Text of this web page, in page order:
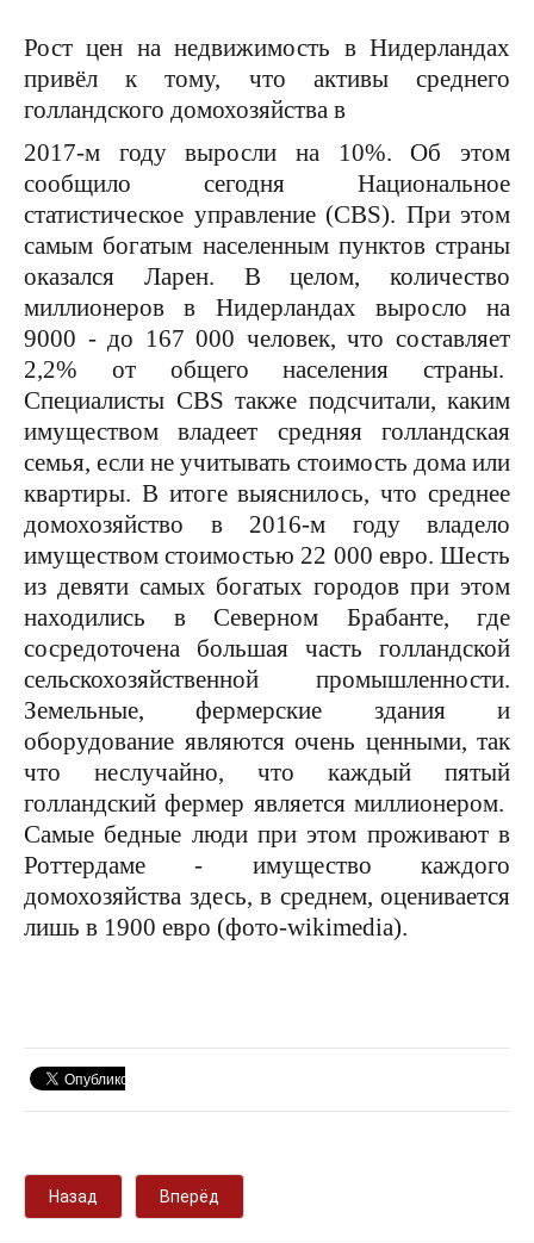
Рост цен на недвижимость в Нидерландах
привёл к тому, что активы среднего
голландского домохозяйства в
2017-м году выросли на 10%. Об этом
сообщило сегодня Национальное
статистическое управление (CBS). При этом
самым богатым населенным пунктов страны
оказался Ларен. В целом, количество
миллионеров в Нидерландах выросло на
9000 - до 167 000 человек, что составляет
2,2% от общего населения страны.
Специалисты CBS также подсчитали, каким
имуществом владеет средняя голландская
семья, если не учитывать стоимость дома или
квартиры. В итоге выяснилось, что среднее
домохозяйство в 2016-м году владело
имуществом стоимостью 22 000 евро. Шесть
из девяти самых богатых городов при этом
находились в Северном Брабанте, где
сосредоточена большая часть голландской
сельскохозяйственной промышленности.
Земельные, фермерские здания и
оборудование являются очень ценными, так
что неслучайно, что каждый пятый
голландский фермер является миллионером.
Самые бедные люди при этом проживают в
Роттердаме - имущество каждого
домохозяйства здесь, в среднем, оценивается
лишь в 1900 евро (фото-wikimedia).
Назад Вперёд